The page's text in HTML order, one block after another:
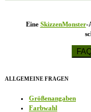
Eine SkizzenMonster-
ALLGEMEINE FRAGEN
Größenangaben
Farbwahl